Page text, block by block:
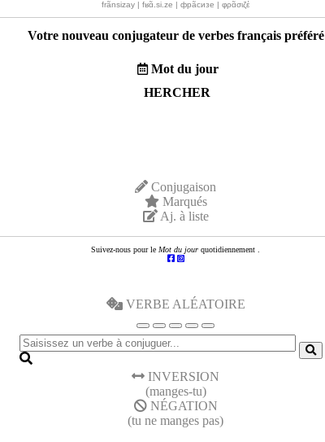
frãnsizay | fʁɑ̃.si.ze | фрãсизе | φρɑ̃σιζέ
Votre nouveau conjugateur de verbes français préféré
Mot du jour
HERCHER
Conjugaison
Marqués
Aj. à liste
Suivez-nous pour le Mot du jour quotidiennement .
VERBE ALÉATOIRE
INVERSION
(manges-tu)
NÉGATION
(tu ne manges pas)